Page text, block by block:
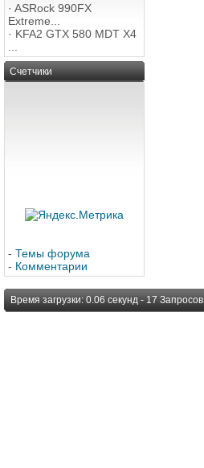
· ASRock 990FX
Extreme...
· KFA2 GTX 580 MDT X4
Счетчики
- Темы форума
- Комментарии
Время загрузки: 0.06 секунд - 17 Запросов